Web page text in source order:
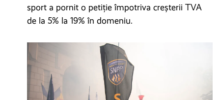
sport a pornit o petiție împotriva creșterii TVA
de la 5% la 19% în domeniu.